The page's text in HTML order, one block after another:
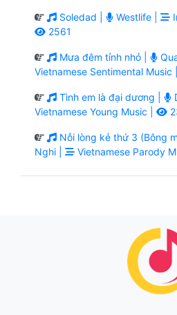
Soledad | Westlife |
2561
Mưa đêm tỉnh nhỏ |
Vietnamese Sentimental Music |
Tình em là đại dương |
Vietnamese Young Music |
Nỗi lòng kẻ thứ 3 (Bông
Nghi |
Vietnamese Parody